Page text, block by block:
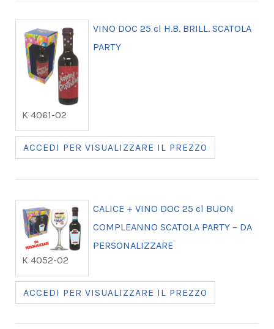
K 4061-02
VINO DOC 25 cl H.B. BRILL. SCATOLA
PARTY
ACCEDI PER VISUALIZZARE IL PREZZO
K 4052-02
CALICE + VINO DOC 25 cl BUON
COMPLEANNO SCATOLA PARTY – DA
PERSONALIZZARE
ACCEDI PER VISUALIZZARE IL PREZZO